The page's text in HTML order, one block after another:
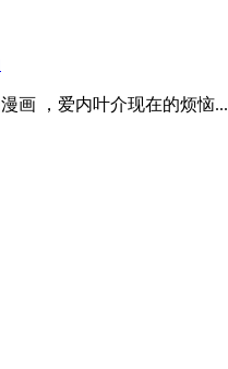
画 ，爱内叶介现在的烦恼...